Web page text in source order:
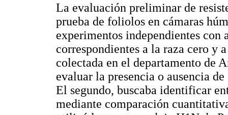
La evaluación preliminar de
prueba de foliolos en cámaras
experimentos independientes con
correspondientes a la raza cero y
colectada en el departamento de
evaluar la presencia o ausencia
El segundo, buscaba identificar
mediante comparación